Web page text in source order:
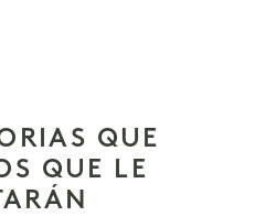
QUE
QUE LE